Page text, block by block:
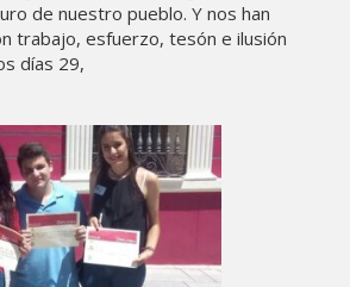
de nuestro pueblo. Y nos han
trabajo, esfuerzo, tesón e ilusión
días 29,